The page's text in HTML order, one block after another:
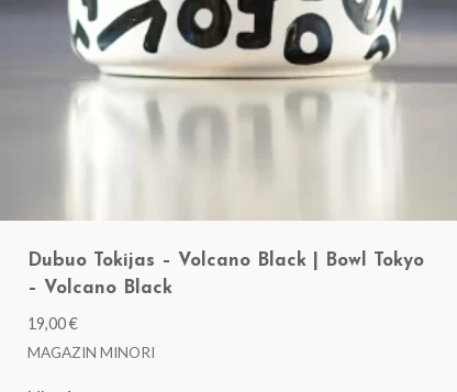
Dubuo Tokijas – Volcano Black | Bowl Tokyo
– Volcano Black
19,00€
MAGAZIN MINORI